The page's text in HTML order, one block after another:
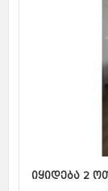
იყიდება 2